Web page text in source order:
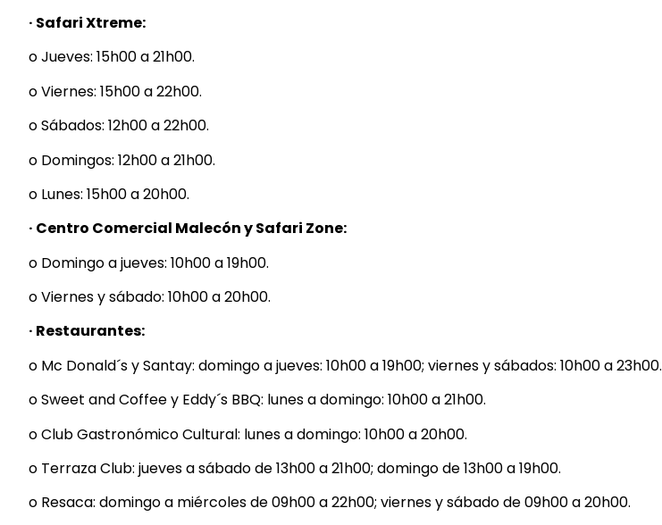
· Safari Xtreme:
o Jueves: 15h00 a 21h00.
o Viernes: 15h00 a 22h00.
o Sábados: 12h00 a 22h00.
o Domingos: 12h00 a 21h00.
o Lunes: 15h00 a 20h00.
· Centro Comercial Malecón y Safari Zone:
o Domingo a jueves: 10h00 a 19h00.
o Viernes y sábado: 10h00 a 20h00.
· Restaurantes:
o Mc Donald´s y Santay: domingo a jueves: 10h00 a 19h00; viernes y sábados: 10h00 a 23h00.
o Sweet and Coffee y Eddy´s BBQ: lunes a domingo: 10h00 a 21h00.
o Club Gastronómico Cultural: lunes a domingo: 10h00 a 20h00.
o Terraza Club: jueves a sábado de 13h00 a 21h00; domingo de 13h00 a 19h00.
o Resaca: domingo a miércoles de 09h00 a 22h00; viernes y sábado de 09h00 a 20h00.